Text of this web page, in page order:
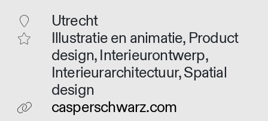
Utrecht
Illustratie en animatie, Product
design, Interieurontwerp,
Interieurarchitectuur, Spatial
design
casperschwarz.com